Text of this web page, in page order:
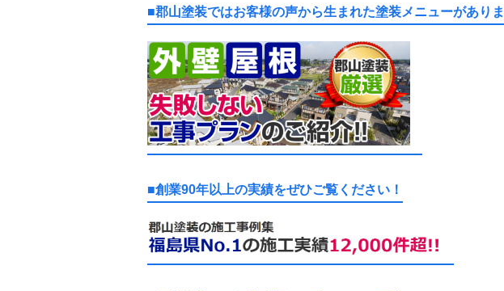
■郡山塗装ではお客様の声から生まれた塗装メニューがありま
■創業90年以上の実績をぜひご覧ください！